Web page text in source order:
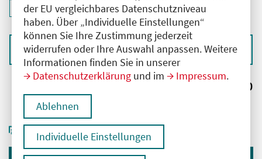
der EU vergleichbares Datenschutzniveau
haben. Über „Individuelle Einstellungen“
können Sie Ihre Zustimmung jederzeit
widerrufen oder Ihre Auswahl anpassen. Weitere
Informationen finden Sie in unserer
Datenschutzerklärung und im Impressum.
Ablehnen
Individuelle Einstellungen
Filter
ID: ANT-2502879
deaktivieren und Suchergebnisse neu laden
Sortieren nach
Ergebnisse: 0